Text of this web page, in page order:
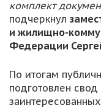
комплект
подчеркнул
и жилищно-
Федерации
По итогам
подготовлен